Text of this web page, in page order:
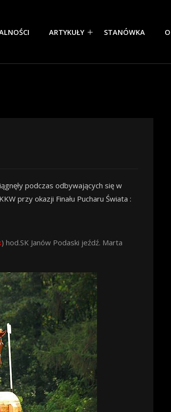
ARTYKUŁY STANÓWKA
podczas odbywających się w
przy okazji Finału Pucharu Świata :
) hod.SK Janów Podaski jeźdź. Marta